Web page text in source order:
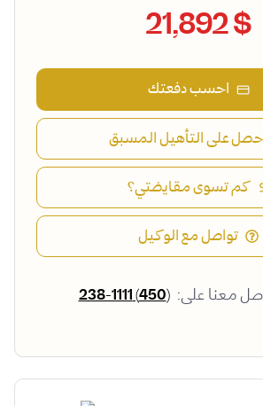
$ 21,892
احسب دفعتك
احصل على التأهيل المسبق
كم تسوى مقايضتي؟
تواصل مع الوكيل
معنا على: (450) 238-1111